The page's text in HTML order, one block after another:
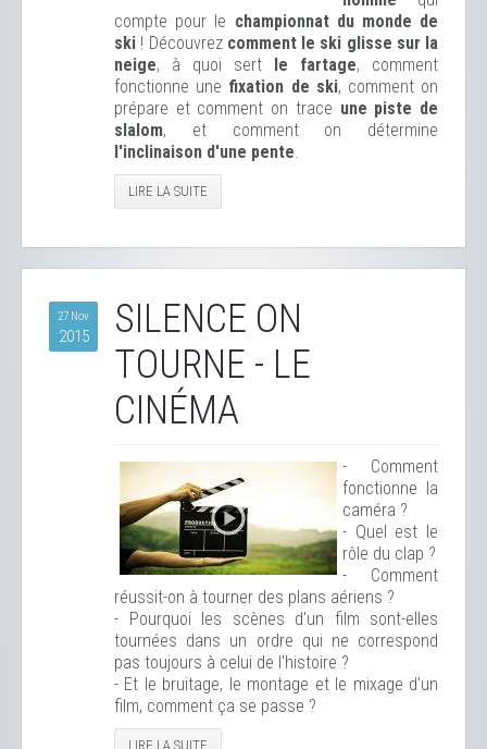
compte pour le championnat du monde de
ski ! Découvrez comment le ski glisse sur la
neige, à quoi sert le fartage, comment
fonctionne une fixation de ski, comment on
prépare et comment on trace une piste de
slalom, et comment on détermine
l'inclinaison d'une pente.
LIRE LA SUITE
27 Nov
2015
SILENCE ON
TOURNE - LE
CINÉMA
- Comment
fonctionne la
caméra ?
- Quel est le
rôle du clap ?
- Comment
réussit-on à tourner des plans aériens ?
- Pourquoi les scènes d'un film sont-elles
tournées dans un ordre qui ne correspond
pas toujours à celui de l'histoire ?
- Et le bruitage, le montage et le mixage d'un
film, comment ça se passe ?
LIRE LA SUITE